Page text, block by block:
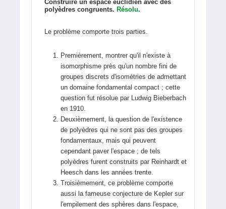
Construire un espace euclidien avec des
polyèdres congruents. Résolu.
Le problème comporte trois parties.
Premièrement, montrer qu'il n'existe à
isomorphisme près qu'un nombre fini de
groupes discrets d'isométries de admettant
un domaine fondamental compact ; cette
question fut résolue par Ludwig Bieberbach
en 1910.
Deuxièmement, la question de l'existence
de polyèdres qui ne sont pas des groupes
fondamentaux, mais qui peuvent
cependant paver l'espace ; de tels
polyèdres furent construits par Reinhardt et
Heesch dans les années trente.
Troisièmement, ce problème comporte
aussi la fameuse conjecture de Kepler sur
l'empilement des sphères dans l'espace,